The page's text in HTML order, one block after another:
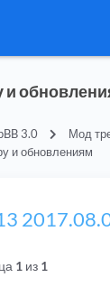
и
3.0
Мод
и обновлениям
1 из 1